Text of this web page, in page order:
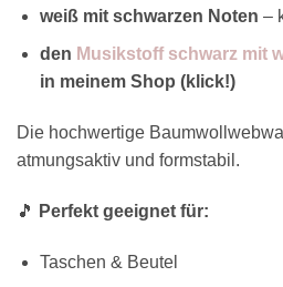
weiß mit schwarzen Noten –
den Musikstoff schwarz mit
in meinem Shop (klick!)
Die hochwertige
atmungsaktiv und formstabil.
🎵 Perfekt geeignet für:
Taschen & Beutel